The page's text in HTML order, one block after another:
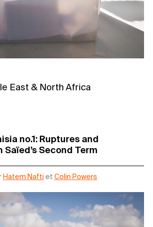
East & North Africa
no.1: Ruptures and
Second Term
Hatem Naftiet Colin Powers